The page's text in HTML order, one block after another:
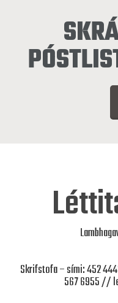
Skrifstofa – sími: 452
567 6955 //